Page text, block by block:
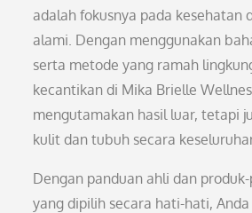
adalah fokusnya pada kesehatan
alami. Dengan menggunakan
serta metode yang ramah
kecantikan di Mika Brielle
mengutamakan hasil luar, tetapi
kulit dan tubuh secara
Dengan panduan ahli dan
yang dipilih secara hati-hati,